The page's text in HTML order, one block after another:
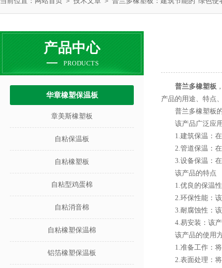
产品中心
PRODUCTS
华章橡塑保温板
章美斯橡塑板
自粘保温板
自粘橡塑板
自粘型鸡蛋棉
自粘消音棉
自粘橡塑保温棉
铝箔橡塑保温板
普兰多橡塑板
产品的用途、特点
普兰多橡塑板
该产品广泛应用
1.建筑保温：在
2.管道保温：在
3.设备保温：在
该产品的特点
1.优良的保温性
2.环保性能：该
3.耐腐蚀性：该
4.易安装：该产
该产品的使用
1.准备工作：将
2.表面处理：将